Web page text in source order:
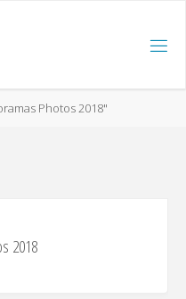
Photos 2018"
2018